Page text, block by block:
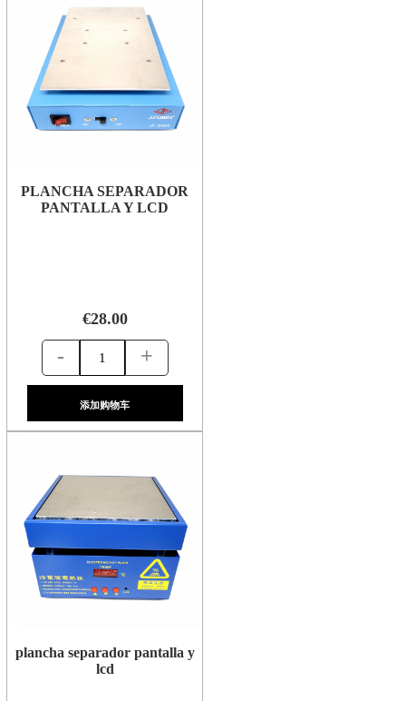
PLANCHA SEPARADOR
PANTALLA Y LCD
€28.00
- +
添加购物车
plancha separador pantalla y
lcd